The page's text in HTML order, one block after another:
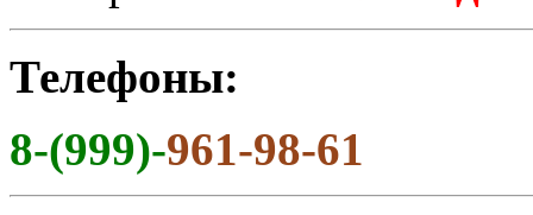
Телефоны:
8-(999)-961-98-61